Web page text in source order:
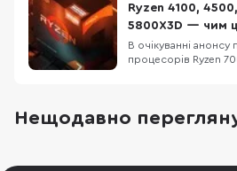
комфортом, але й
платформи. Корпус ASUS A23 Plus, блок
Ryzen 4100,
5800X3D — чим
AMD?
В очікуванні
процесорів Ryzen
один, ймовірно,
Основною
Нещодавно